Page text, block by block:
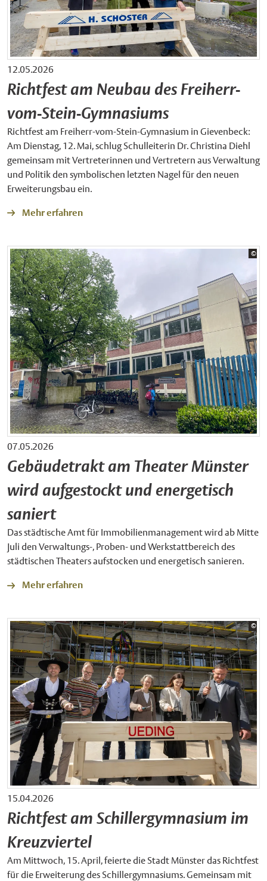
12.05.2026
Richtfest am Neubau des Freiherr-
vom-Stein-Gymnasiums
Richtfest am Freiherr-vom-Stein-Gymnasium in Gievenbeck:
Am Dienstag, 12. Mai, schlug Schulleiterin Dr. Christina Diehl
gemeinsam mit Vertreterinnen und Vertretern aus Verwaltung
und Politik den symbolischen letzten Nagel für den neuen
Erweiterungsbau ein.
Mehr erfahren
©
07.05.2026
Gebäudetrakt am Theater Münster
wird aufgestockt und energetisch
saniert
Das städtische Amt für Immobilienmanagement wird ab Mitte
Juli den Verwaltungs-, Proben- und Werkstattbereich des
städtischen Theaters aufstocken und energetisch sanieren.
Mehr erfahren
©
15.04.2026
Richtfest am Schillergymnasium im
Kreuzviertel
Am Mittwoch, 15. April, feierte die Stadt Münster das Richtfest
für die Erweiterung des Schillergymnasiums. Gemeinsam mit